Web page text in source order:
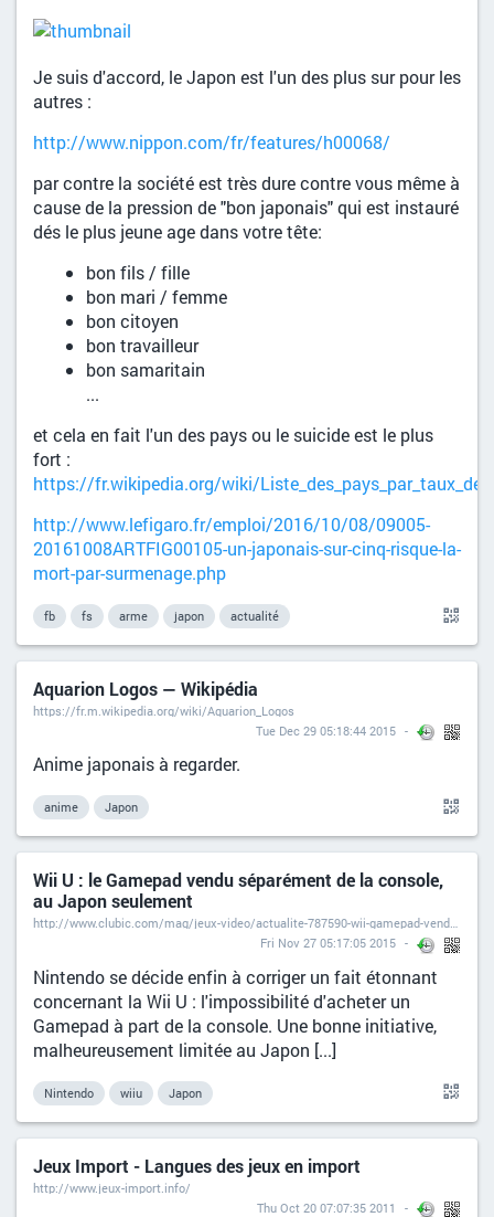
Je suis d'accord, le Japon est l'un des plus sur pour les
autres :
http://www.nippon.com/fr/features/h00068/
par contre la société est très dure contre vous même à
cause de la pression de "bon japonais" qui est instauré
dés le plus jeune age dans votre tête:
bon fils / fille
bon mari / femme
bon citoyen
bon travailleur
bon samaritain
...
et cela en fait l'un des pays ou le suicide est le plus
fort :
https://fr.wikipedia.org/wiki/
http://www.lefigaro.fr/emploi/2016/10/08/09005-
20161008ARTFIG00105-un-japonais-sur-cinq-risque-la-
mort-par-surmenage.php
fb fs arme japon actualité
Aquarion Logos — Wikipédia
https://fr.m.wikipedia.org/wiki/Aquarion_Logos
Tue Dec 29 05:18:44 2015
Anime japonais à regarder.
anime Japon
Wii U : le Gamepad vendu séparément de la console,
au Japon seulement
http://www.clubic.com/mag/jeux-video/actualite-787590-wii-gamepad-vendu-separement-console-japon.html
Fri Nov 27 05:17:05 2015
Nintendo se décide enfin à corriger un fait étonnant
concernant la Wii U : l'impossibilité d'acheter un
Gamepad à part de la console. Une bonne initiative,
malheureusement limitée au Japon [...]
Nintendo wiiu Japon
Jeux Import - Langues des jeux en import
http://www.jeux-import.info/
Thu Oct 20 07:07:35 2011